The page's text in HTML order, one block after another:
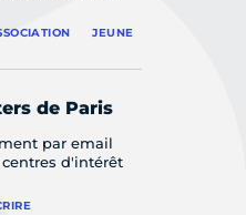
JEUNE
de Paris
par email
d'intérêt